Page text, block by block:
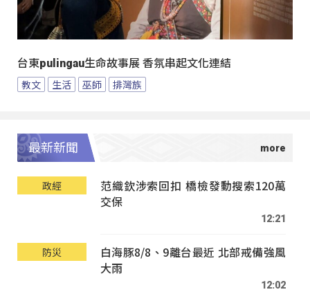
台東pulingau生命故事展 香氛串起文化連結
教文 生活 巫師 排灣族
最新新聞
政經
范織欽涉索回扣 橋檢發動搜索120萬
交保
12:21
防災
白海豚8/8、9離台最近 北部戒備強風
大雨
12:02